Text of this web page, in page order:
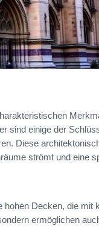
sind einige der
Diese
strömt und eine
Decken, die mit
ermöglichen